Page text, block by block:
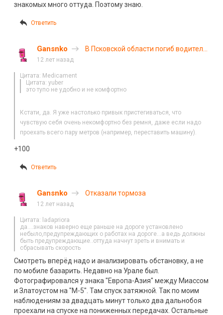
знакомых много оттуда. Поэтому знаю.
Ответить
Gansnko
В Псковской области погиб водитель
12 лет назад
Цитата: Medicament
Цитата: yuber
это тупо не удобно и не комфортно
Кстати, да. Я уже настолько привык пристегиваться, что
чувствую себя очень некомфортно без ремня, даже если надо
проехать всего пару метров (например, переставить машину).
+100
Ответить
Gansnko Отказали тормоза
12 лет назад
Цитата: ladapriora
да….знаков наверно еще раньше на дороге установлено
небыло,предупреждающих о работах на дороге…а ведь должны
быть предупреждающие..оттуда начнут зреть и внимать и
сбрасывать скорость
Смотреть вперёд надо и анализировать обстановку, а не
по мобиле базарить. Недавно на Урале был.
Фотографировался у знака "Европа-Азия" между Миассом
и Златоустом на "М-5". Там спуск затяжной. Так по моим
наблюдениям за двадцать минут только два дальнобоя
проехали на спуске на пониженных передачах. Остальные